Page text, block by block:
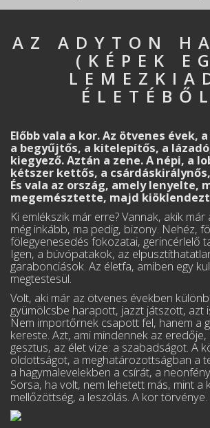
AZ ADYTON
(KÉPEK
Előbb vala a kor. Az ötvenes évek,
a begyűjtős, a kitelepítős, a
kiegyező. Aztán a zene. A népi, a
kétszer kettős, a
És vala az ország, amely lenyelte,
megemésztette, majd
Ki emlékszik már erre? Vannak, akik
még inkább, ma pedig, bi­zony. Nehéz,
fölegyenesedés fokozatai, gerincérlelő
Igen, a búvópatakok, az
garabonciások. Az életfa, amiben egy
megtestesül.
Volt, aki már az ötvenes években
gyümölcsbe harapott, jazzt játszott, azt
Nem importőrnek csapott fel, hanem a
kereste. Azt, ami min­dennek az
gesztus, az élet vize: a szabadságot. A
oldott­ságot, a meghatározottságban a
a hagymalevelekben a csírát, a
Sorsa, ha volt, nem lehetett más, mint a
mellőzöttség, a leszólás. A kor törvénye.